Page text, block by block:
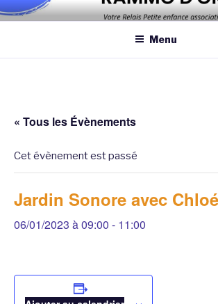
Aller
au
principal
Association qui a pour objectif d’améliorer les
assistantes maternelles et/ou au domicile des
Menu
« Tous les Évènements
Cet évènement est passé
Jardin Sonore avec Chloé
06/01/2023 à 09:00 - 11:00